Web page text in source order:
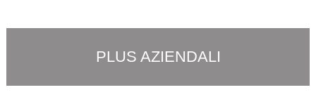
PLUS AZIENDALI